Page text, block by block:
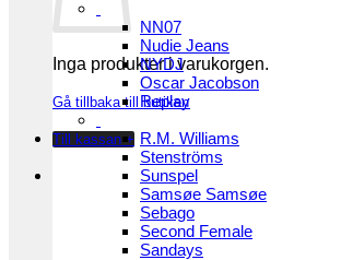
Inga produkter i varukorgen.
Gå tillbaka till butiken
Till kassan +
NN07
Nudie Jeans
NYDJ
Oscar Jacobson
Replay
R.M. Williams
Stenströms
Sunspel
Samsøe Samsøe
Sebago
Second Female
Sandays